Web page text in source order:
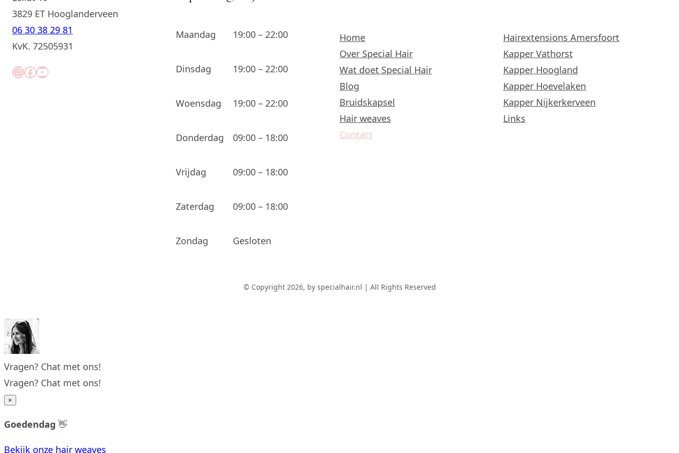
3829 ET Hooglanderveen
06 30 38 29 81
KvK. 72505931
InstagramFacebook YouTube
Maandag 19:00 – 22:00
Dinsdag 19:00 – 22:00
Woensdag 19:00 – 22:00
Donderdag 09:00 – 18:00
Vrijdag 09:00 – 18:00
Zaterdag 09:00 – 18:00
Zondag Gesloten
Home
Over Special Hair
Wat doet Special Hair
Blog
Bruidskapsel
Hair weaves
Contact
Hairextensions Amersfoort
Kapper Vathorst
Kapper Hoogland
Kapper Hoevelaken
Kapper Nijkerkerveen
Links
© Copyright 2026, by specialhair.nl | All Rights Reserved
Vragen? Chat met ons!
Vragen? Chat met ons!
×
Goedendag 👋
Bekijk onze hair weaves